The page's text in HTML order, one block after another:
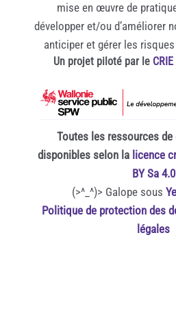
mise en œuvre de
développer et/ou d’améliorer
anticiper et gérer les
Un projet piloté par le
Toutes les ressources
disponibles selon la licence
BY Sa 4.0
(>^_^)> Galope sous
Politique de protection des
légales